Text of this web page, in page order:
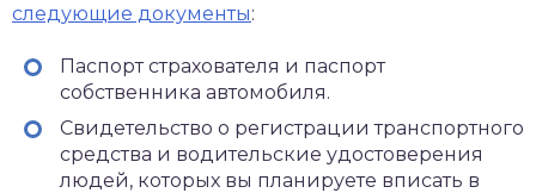
следующие документы:
Паспорт страхователя и паспорт
собственника автомобиля.
Свидетельство о регистрации транспортного
средства и водительские удостоверения
людей, которых вы планируете вписать в